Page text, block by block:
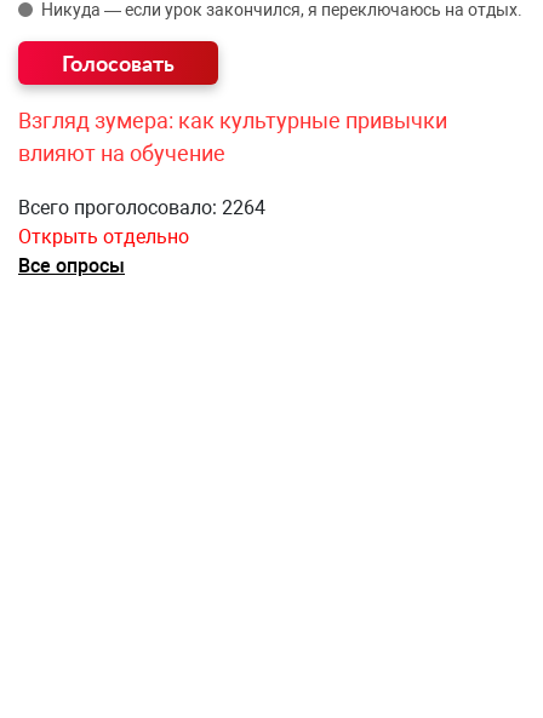
Никуда — если урок закончился, я переключаюсь на отдых.
Взгляд зумера: как культурные привычки
влияют на обучение
Всего проголосовало: 2264
Открыть отдельно
Все опросы